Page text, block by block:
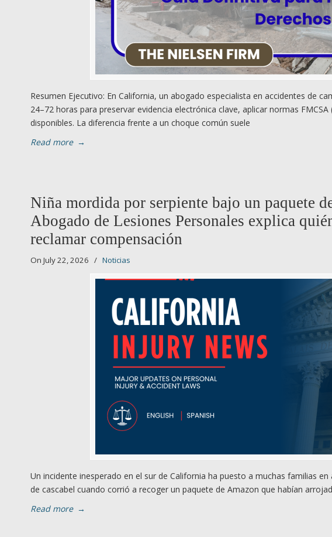
Resumen Ejecutivo: En California, un abogado especialista en accidentes de
24–72 horas para preservar evidencia electrónica clave, aplicar normas
disponibles. La diferencia frente a un choque común suele
Read more →
Niña mordida por serpiente bajo un paquete
Abogado de Lesiones Personales explica
reclamar compensación
On July 22, 2026 / Noticias
Un incidente inesperado en el sur de California ha puesto a muchas familias
de cascabel cuando corrió a recoger un paquete de Amazon que habían
Read more →